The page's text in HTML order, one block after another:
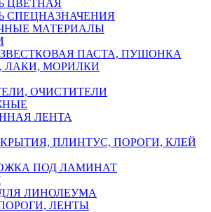
ЦВЕТНАЯ
СПЕЦНАЗНАЧЕНИЯ
МАТЕРИАЛЫ
ПАСТА, ПУШОНКА
ЛАКИ, МОРИЛКИ
ОЧИСТИТЕЛИ
ЛЕНТА
ПЛИНТУС, ПОРОГИ, КЛЕЙ
ПОД ЛАМИНАТ
ЛИНОЛЕУМА
ЛЕНТЫ